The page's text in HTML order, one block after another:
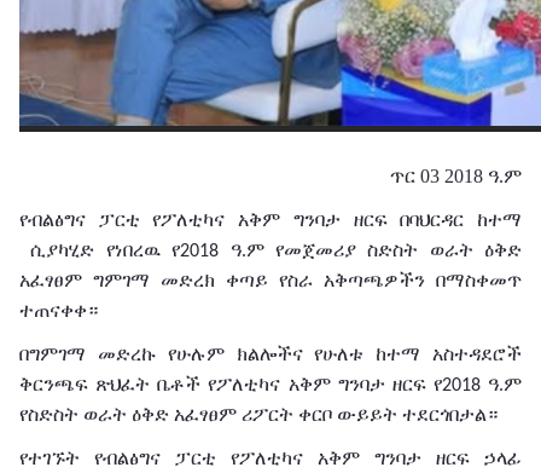
ጥር 03 2018 ዓ.ም
የብልፅግና ፓርቲ የፖለቲካና አቅም ግንባታ ዘርፍ በባህርዳር
ከተማ
ሲያካሂድ የነበረዉ የ2018 ዓ.ም የመጀመሪያ ስድስት ወራት
ዕቅድ
አፈፃፀም ግምገማ መድረክ ቀጣይ የስራ አቅጣጫዎችን በማስቀመጥ
ተጠናቀቀ።
በግምገማ መድረኩ የሁሉም ክልሎችና የሁለቱ ከተማ
አስተዳደሮች
ቅርንጫፍ ጽህፈት ቤቶች የፖለቲካና አቅም ግንባታ ዘርፍ የ2018 ዓ.ም
የስድስት ወራት ዕቅድ አፈፃፀም ሪፖርት ቀርቦ ውይይት ተደርጎበታል።
የተገኙት የብልፅግና ፓርቲ የፖለቲካና አቅም ግንባታ ዘርፍ
ኃላፊ